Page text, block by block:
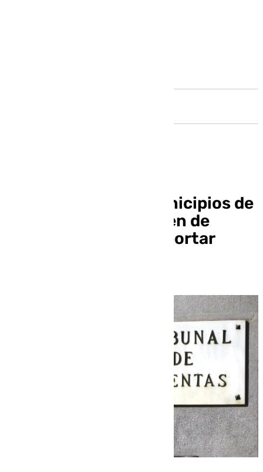
Seis de cada diez municipios de
tamaño medio carecen de
mecanismos para reportar